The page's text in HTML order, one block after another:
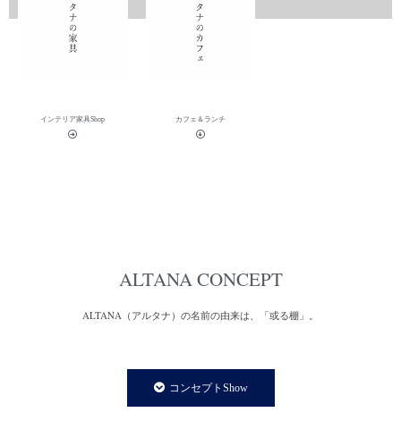
インテリア家具Shop カフェ＆ランチ
ALTANA CONCEPT
ALTANA（アルタナ）の名前の由来は、「或る棚」。
家での時間は、より快適で満足度の高い暮らしであることが
私たちの永遠のテーマであり、願いです。
コンセプトShow